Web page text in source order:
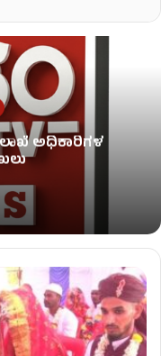
ಅಧಿಕಾರಿಗಳ